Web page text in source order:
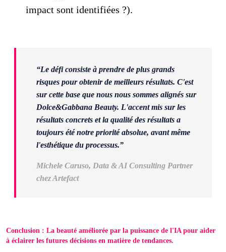
impact sont identifiées ?).
“Le défi consiste à prendre de plus grands
risques pour obtenir de meilleurs résultats. C'est
sur cette base que nous nous sommes alignés sur
Dolce&Gabbana Beauty. L'accent mis sur les
résultats concrets et la qualité des résultats a
toujours été notre priorité absolue, avant même
l'esthétique du processus.”
Michele Caruso, Data & AI Consulting Partner
chez Artefact
Conclusion : La beauté améliorée par la puissance de l'IA pour aider
à éclairer les futures décisions en matière de tendances.